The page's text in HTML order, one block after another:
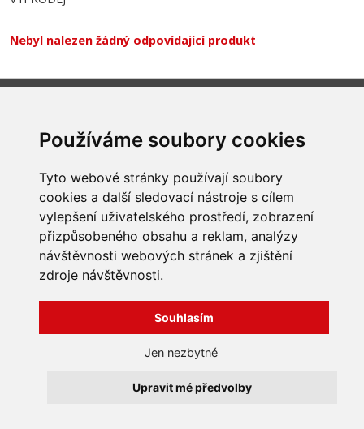
Používáme soubory cookies
Tyto webové stránky používají soubory
cookies a další sledovací nástroje s cílem
vylepšení uživatelského prostředí, zobrazení
přizpůsobeného obsahu a reklam, analýzy
návštěvnosti webových stránek a zjištění
zdroje návštěvnosti.
Souhlasím
Jen nezbytné
Upravit mé předvolby
Nebyl nalezen žádný odpovídající produkt
Obchodní podmínky
osobních údajů
Jak nakupovat
O nás
Kontakt
Reklamace, odstoupení od
smlouvy
Všechna práva vyhrazena
Bravura s.r.o. © 2026
profesionální webové stránky: triangl web
grafika: dwgd